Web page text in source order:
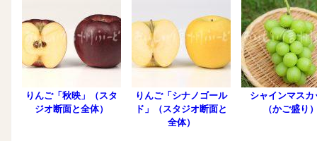
りんご「秋映」（スタ
ジオ断面と全体）
りんご「シナノゴール
ド」（スタジオ断面と
全体）
シャインマスカ
（かご盛り